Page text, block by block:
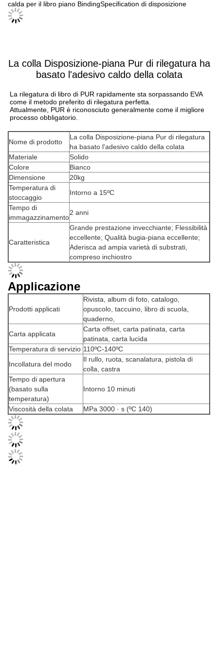
calda per il libro piano BindingSpecification di disposizione
La colla Disposizione-piana Pur di rilegatura ha
basato l'adesivo caldo della colata
La rilegatura di libro di PUR rapidamente sta sorpassando EVA
come il metodo preferito di rilegatura perfetta.
Attualmente, PUR è riconosciuto generalmente come il migliore
processo obbligatorio.
Nome di prodotto
La colla Disposizione-piana Pur di rilegatura
ha basato l'adesivo caldo della colata
Materiale
Solido
Colore
Bianco
Dimensione
20kg
Temperatura di
stoccaggio
Intorno a 15ºC
Tempo di
immagazzinamento
2 anni
Caratteristica
Grande prestazione invecchiante; Flessibilità
eccellente; Qualità bugia-piana eccellente;
Aderisca ad ampia varietà di substrati,
compreso inchiostro
Applicazione
Prodotti applicati
Rivista, album di foto, catalogo,
opuscolo, taccuino, libro di scuola,
quaderno,
Carta applicata
Carta offset, carta patinata, carta
patinata, carta lucida
Temperatura di servizio 110ºC-140ºC
Incollatura del modo
Il rullo, ruota, scanalatura, pistola di
colla, castra
Tempo di apertura
(basato sulla
temperatura)
Intorno 10 minuti
Viscosità della colata MPa 3000 · s (ºC 140)